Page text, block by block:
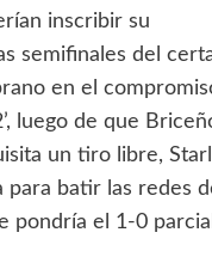
inscribir su
semifinales del
en el
luego de que
un tiro libre,
para batir las redes
pondría el 1-0